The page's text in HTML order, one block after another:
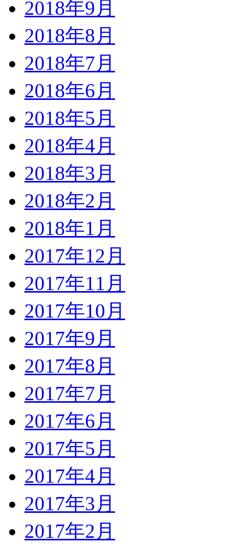
2018年9月
2018年8月
2018年7月
2018年6月
2018年5月
2018年4月
2018年3月
2018年2月
2018年1月
2017年12月
2017年11月
2017年10月
2017年9月
2017年8月
2017年7月
2017年6月
2017年5月
2017年4月
2017年3月
2017年2月